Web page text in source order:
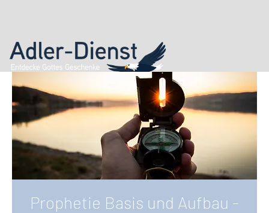
Prophetie Basis und Aufbau -